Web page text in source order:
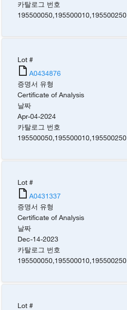
카탈로그 번호
195500050,195500010,195500250
Lot #
A0434876
증명서 유형
Certificate of Analysis
날짜
Apr-04-2024
카탈로그 번호
195500050,195500010,195500250
Lot #
A0431337
증명서 유형
Certificate of Analysis
날짜
Dec-14-2023
카탈로그 번호
195500050,195500010,195500250
Lot #